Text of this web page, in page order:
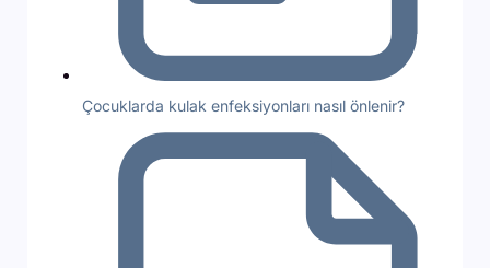
Çocuklarda kulak enfeksiyonları nasıl önlenir?